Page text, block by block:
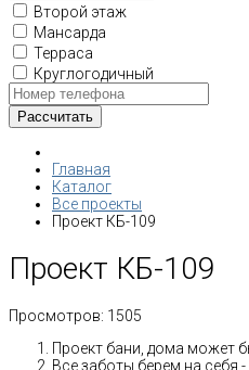
Второй этаж
Мансарда
Терраса
Круглогодичный
Главная
Каталог
Все проекты
Проект КБ-109
Проект КБ-109
Просмотров: 1505
Проект бани, дома может
Все заботы берем на себя